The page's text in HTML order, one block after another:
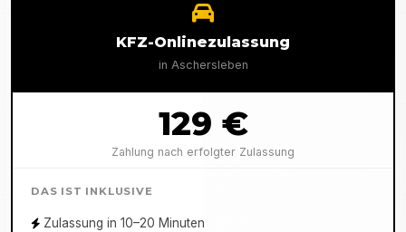
KFZ-Onlinezulassung
in Aschersleben
129 €
Zahlung nach erfolgter Zulassung
DAS IST INKLUSIVE
Zulassung in 10–20 Minuten